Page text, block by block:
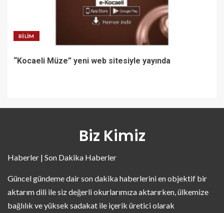
BILIM
“Kocaeli Müze” yeni web sitesiyle yayında
Biz Kimiz
Haberler | Son Dakika Haberler
Güncel gündeme dair son dakika haberlerini en objektif bir
aktarım dili ile siz değerli okurlarımıza aktarırken, ülkemize
bağlılık ve yüksek sadakat ile içerik üretici olarak